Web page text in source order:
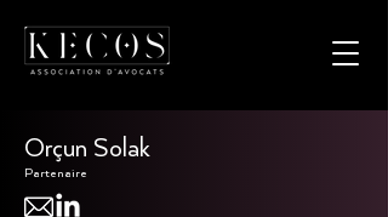
Orçun Solak
Partenaire